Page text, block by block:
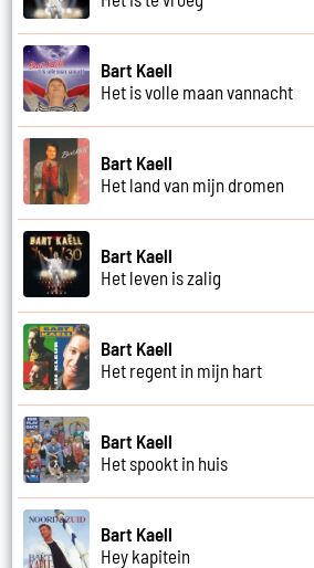
Bart Kaell
Het is volle maan vannacht
Bart Kaell
Het land van mijn dromen
Bart Kaell
Het leven is zalig
Bart Kaell
Het regent in mijn hart
Bart Kaell
Het spookt in huis
Bart Kaell
Hey kapitein